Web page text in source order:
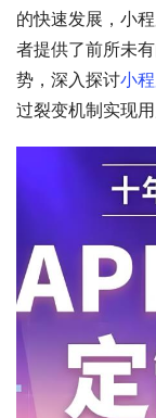
的快速发展，小
者提供了前所未
势，深入探讨小
过裂变机制实现